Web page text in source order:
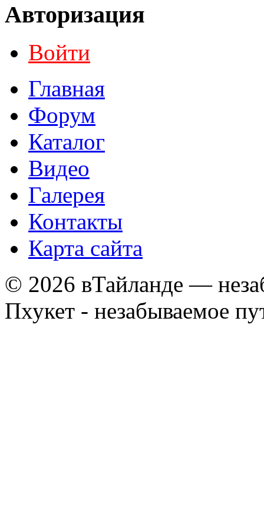
Авторизация
Войти
Главная
Форум
Каталог
Видео
Галерея
Контакты
Карта сайта
© 2026 вТайланде —
Пхукет - незабываемое